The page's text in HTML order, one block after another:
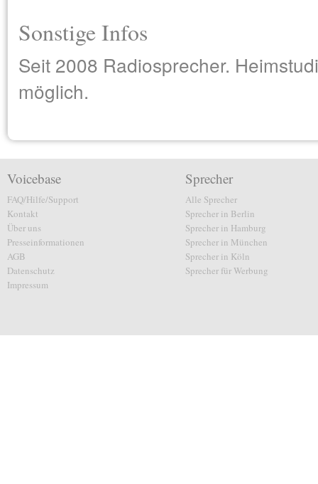
Sonstige Infos
Seit 2008 Radiosprecher.
möglich.
Voicebase
FAQ/Hilfe/Support
Kontakt
Über uns
Presseinformationen
AGB
Datenschutz
Impressum
Sprecher
Alle Sprecher
Sprecher in Berlin
Sprecher in Hamburg
Sprecher in München
Sprecher in Köln
Sprecher für Werbung